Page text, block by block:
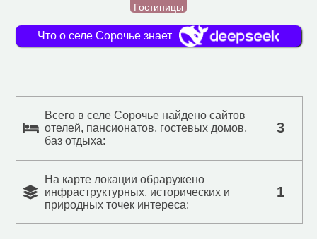
Гостиницы
Что о селе Сорочье знает
Всего в селе Сорочье найдено сайтов
отелей, пансионатов, гостевых домов,
баз отдыха:
3
На карте локации обраружено
инфраструктурных, исторических и
природных точек интереса:
1